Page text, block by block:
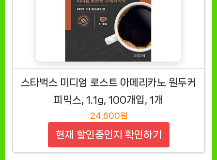
스타벅스 미디엄 로스트 아메리카노 원두커
피믹스, 1.1g, 100개입, 1개
24,600원
현재 할인중인지 확인하기